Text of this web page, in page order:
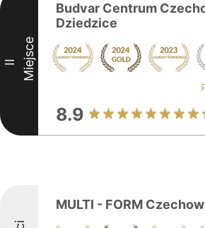
II Miejsce
Budvar Centrum
Dziedzice
8.9
MULTI - FORM